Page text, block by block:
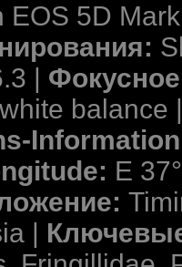
EOS 5D
|
balance
E
|